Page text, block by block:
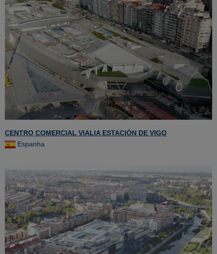
CENTRO COMERCIAL VIALIA ESTACIÓN DE VIGO
Espanha